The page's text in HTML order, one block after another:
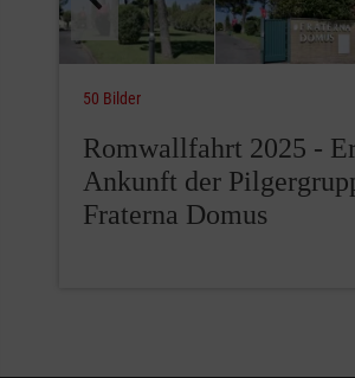
50 Bilder
Romwallfahrt 2025 -
Ankunft der
Fraterna Domus